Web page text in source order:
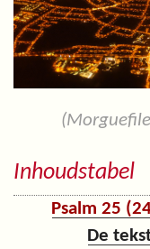
Inhoudstabel
Psalm 25
De